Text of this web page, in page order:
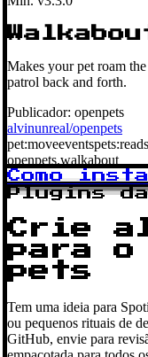
Makes your pet roam
patrol back and forth.
Publicador: openpets
alvinunreal/openpets
pet:moveeventspets:read
openpets.walkabout
Como
Plugins
Crie
para o
pets
Tem uma ideia para
ou pequenos rituais de
GitHub, envie para